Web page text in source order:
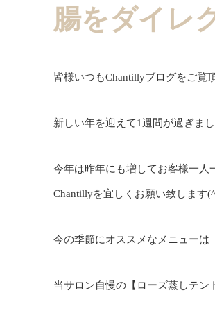
腸をダイレ
皆様いつもChantillyブログをご覧
新しい年を迎えて1週間が過ぎまし
今年は昨年にも増してお客様一人
Chantillyを宜しくお願い致します
今の季節にオススメなメニューは
当サロン自慢の【ローズ蒸しテン